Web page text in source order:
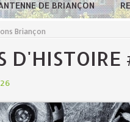
DE BRIANÇON
Briançon